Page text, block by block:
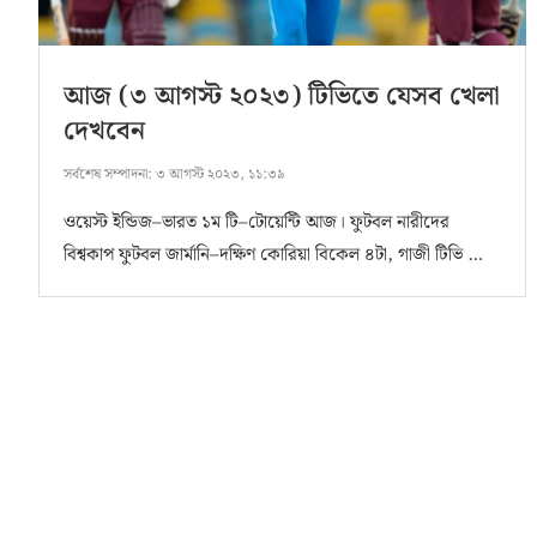
আজ (৩ আগস্ট ২০২৩) টিভিতে যেসব খেলা
দেখবেন
সর্বশেষ সম্পাদনা: ৩ আগস্ট ২০২৩, ১১:৩৯
ওয়েস্ট ইন্ডিজ–ভারত ১ম টি–টোয়েন্টি আজ। ফুটবল নারীদের
বিশ্বকাপ ফুটবল জার্মানি–দক্ষিণ কোরিয়া বিকেল ৪টা, গাজী টিভি …